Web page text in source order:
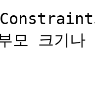
크기나